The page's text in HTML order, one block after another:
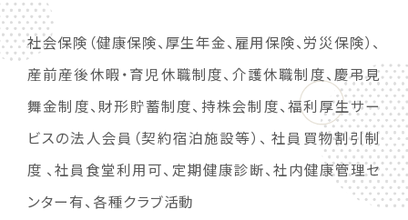
社会保険（健康保険、厚生年金、雇用保険、労災保険）、
産前産後休暇・育児休職制度、介護休職制度、慶弔見
舞金制度、財形貯蓄制度、持株会制度、福利厚生サー
ビスの法人会員（契約宿泊施設等）、 社員買物割引制
度 、社員食堂利用可、定期健康診断、社内健康管理セ
ンター有、各種クラブ活動